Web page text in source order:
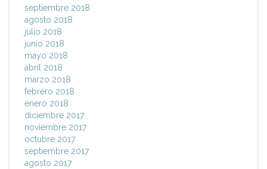
septiembre 2018
agosto 2018
julio 2018
junio 2018
mayo 2018
abril 2018
marzo 2018
febrero 2018
enero 2018
diciembre 2017
noviembre 2017
octubre 2017
septiembre 2017
agosto 2017